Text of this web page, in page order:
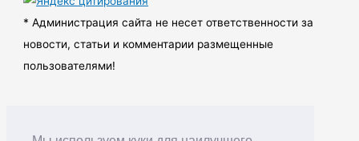
* Администрация сайта не несет ответственности за
новости, статьи и комментарии размещенные
пользователями!